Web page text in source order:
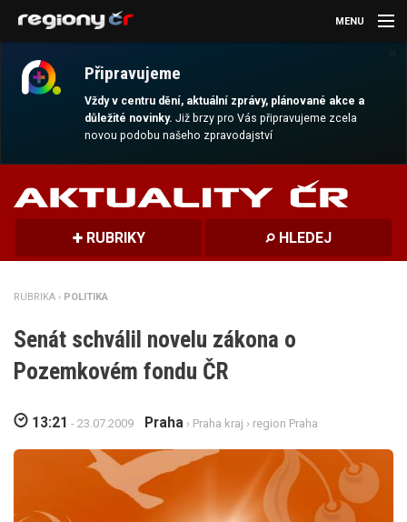
Připravujeme
Vždy v centru dění, aktuální zprávy, plánované akce a
důležité novinky.Již brzy pro Vás připravujeme zcela
novou podobu našeho zpravodajství
MENU
AKTUALITY
MAGAZÍN
DALŠÍ
REGION
RUBRIKY HLEDEJ
RUBRIKA › POLITIKA
Senát schválil novelu zákona o
Pozemkovém fondu ČR
13:21 - 23.07.2009 Praha › Praha kraj › region Praha